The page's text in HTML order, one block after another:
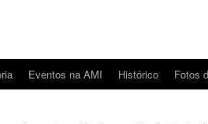
Eventos na AMI Histórico Fotos